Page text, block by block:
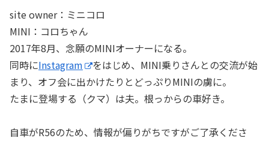
site owner：ミニコロ
MINI：コロちゃん
2017年8月、念願のMINIオーナーになる。
同時にInstagram
をはじめ、MINI乗りさんとの交流が始
まり、オフ会に出かけたりとどっぷりMINIの虜に。
たまに登場する（クマ）は夫。根っからの車好き。
自車がR56のため、情報が偏りがちですがご了承くださ